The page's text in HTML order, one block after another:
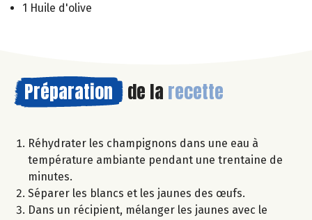
1 Huile d'olive
Préparation de la recette
Réhydrater les champignons dans une eau à
température ambiante pendant une trentaine de
minutes.
Séparer les blancs et les jaunes des œufs.
Dans un récipient, mélanger les jaunes avec le